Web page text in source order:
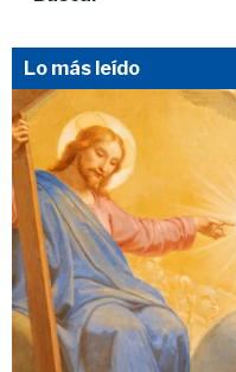
Lo más leído